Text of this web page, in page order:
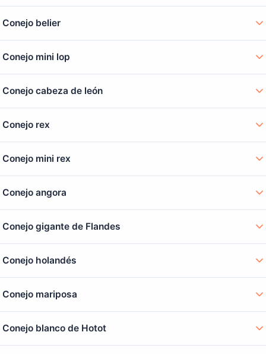
Conejo belier
Conejo mini lop
Conejo cabeza de león
Conejo rex
Conejo mini rex
Conejo angora
Conejo gigante de Flandes
Conejo holandés
Conejo mariposa
Conejo blanco de Hotot